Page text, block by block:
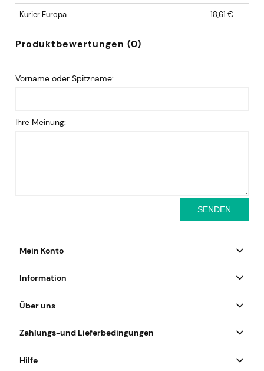
Kurier Europa 18,61 €
Produktbewertungen (0)
Vorname oder Spitzname:
Ihre Meinung:
SENDEN
Mein Konto
Information
Über uns
Zahlungs-und Lieferbedingungen
Hilfe